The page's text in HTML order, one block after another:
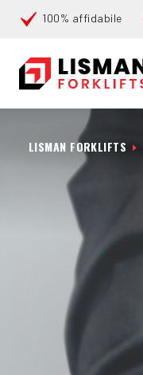
100% affidabile
Cerca
LISMAN FORKLIFTS